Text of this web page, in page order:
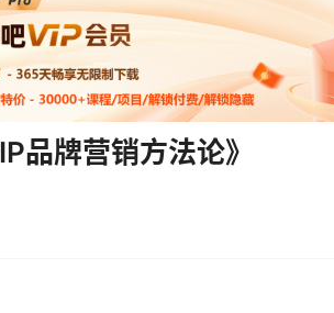
品牌营销方法论》